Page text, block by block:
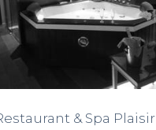
& Spa Plaisir